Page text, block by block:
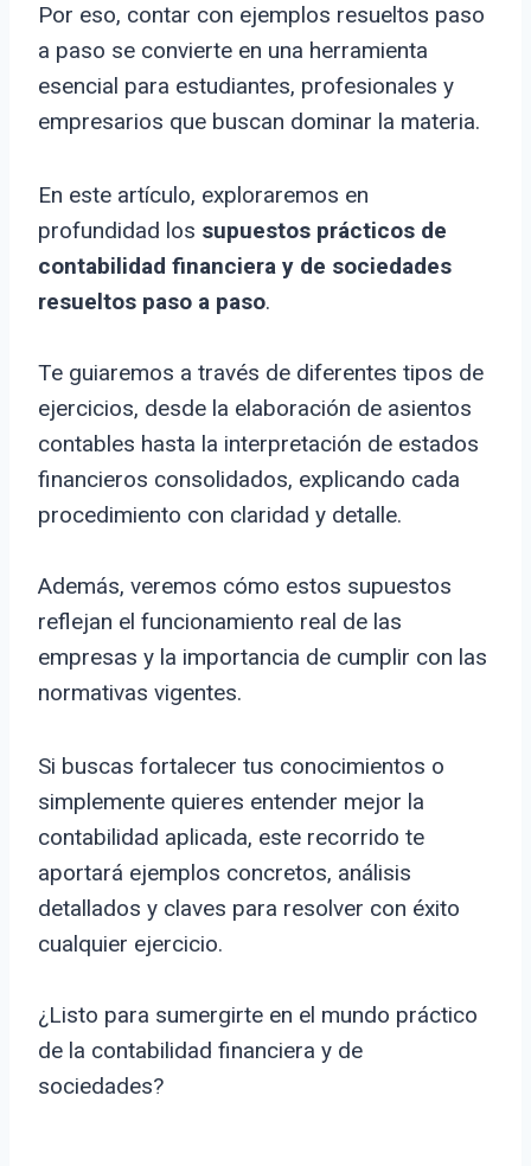
Por eso, contar con ejemplos resueltos paso
a paso se convierte en una herramienta
esencial para estudiantes, profesionales y
empresarios que buscan dominar la materia.
En este artículo, exploraremos en
profundidad los supuestos prácticos de
contabilidad financiera y de sociedades
resueltos paso a paso.
Te guiaremos a través de diferentes tipos de
ejercicios, desde la elaboración de asientos
contables hasta la interpretación de estados
financieros consolidados, explicando cada
procedimiento con claridad y detalle.
Además, veremos cómo estos supuestos
reflejan el funcionamiento real de las
empresas y la importancia de cumplir con las
normativas vigentes.
Si buscas fortalecer tus conocimientos o
simplemente quieres entender mejor la
contabilidad aplicada, este recorrido te
aportará ejemplos concretos, análisis
detallados y claves para resolver con éxito
cualquier ejercicio.
¿Listo para sumergirte en el mundo práctico
de la contabilidad financiera y de
sociedades?